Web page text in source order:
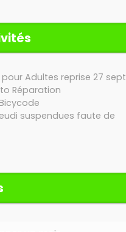
Adultes reprise 27 sept
Réparation
suspendues faute de